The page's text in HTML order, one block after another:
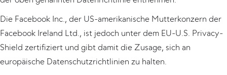
Die Facebook Inc., der US-amerikanische Mutterkonzern der
Facebook Ireland Ltd., ist jedoch unter dem EU-U.S. Privacy-
Shield zertifiziert und gibt damit die Zusage, sich an
europäische Datenschutzrichtlinien zu halten.